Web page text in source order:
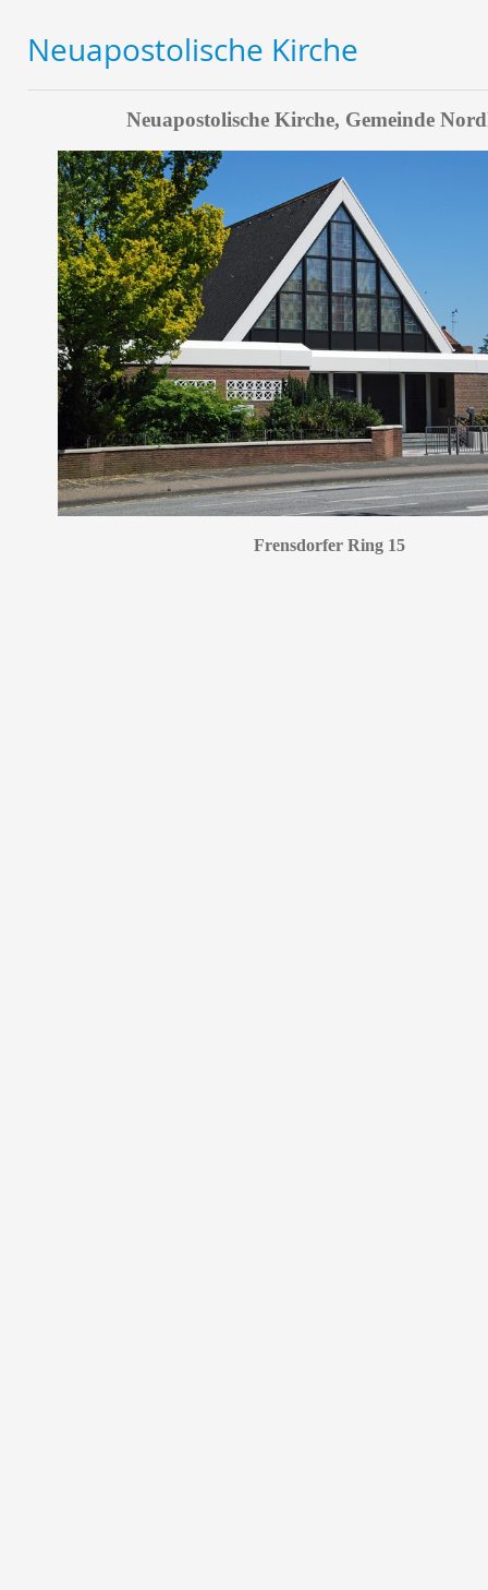
Neuapostolische Kirche
Neuapostolische Kirche, Gemeinde
Frensdorfer Ring 15